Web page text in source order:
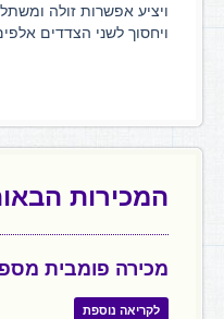
ויציע אפשרות זולה
ויחסוך לשני הצדדים
המכירות
מכירה פומבית מספר
לקריאה נוספת